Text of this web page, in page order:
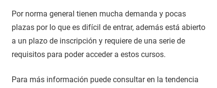
Por norma general tienen mucha demanda y pocas
plazas por lo que es difícil de entrar, además está abierto
a un plazo de inscripción y requiere de una serie de
requisitos para poder acceder a estos cursos.
Para más información puede consultar en la tendencia